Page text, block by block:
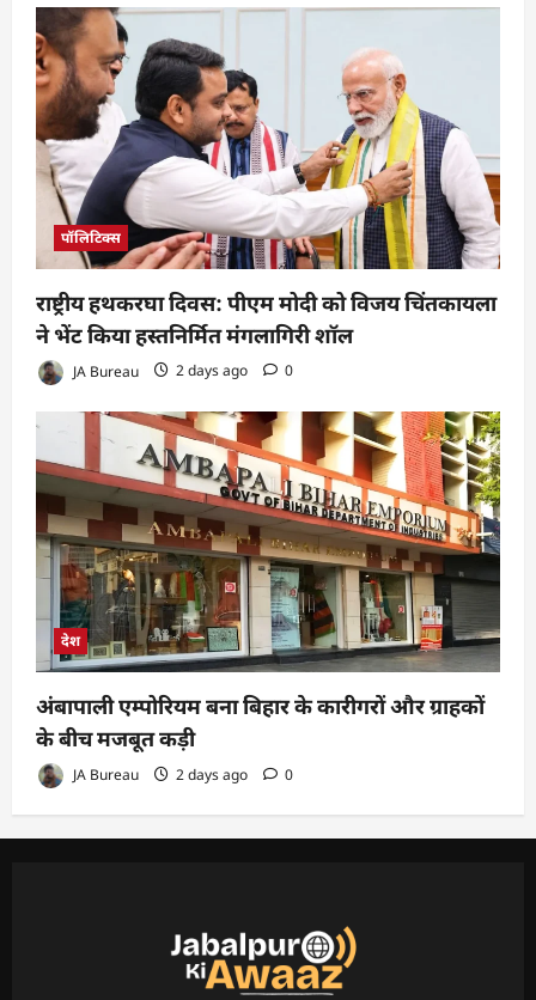
पॉलिटिक्स
राष्ट्रीय हथकरघा दिवस: पीएम मोदी को विजय चिंतकायला
ने भेंट किया हस्तनिर्मित मंगलागिरी शॉल
JA Bureau 2 days ago 0
देश
अंबापाली एम्पोरियम बना बिहार के कारीगरों और ग्राहकों
के बीच मजबूत कड़ी
JA Bureau 2 days ago 0